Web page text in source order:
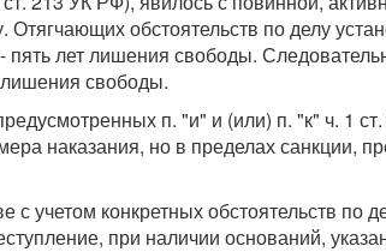
обстоятельств по делу
пять лет лишения свободы.
свободы.
п. "и" и (или) п. "к" ч. 1
наказания, но в пределах санкции,
учетом конкретных обстоятельств по
при наличии оснований,